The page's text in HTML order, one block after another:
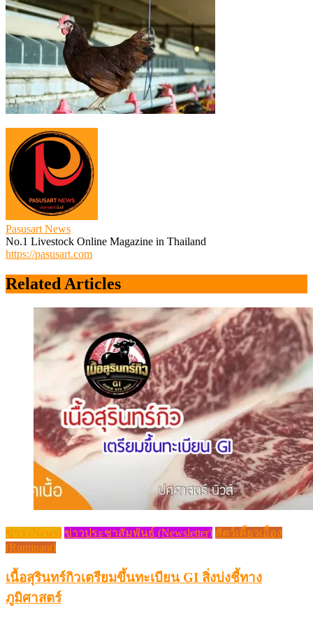
Pasusart News
No.1 Livestock Online Magazine in Thailand
https://pasusart.com
Related Articles
ข่าว (News) ข่าวประชาสัมพันธ์ (Newsletter) สัตว์เคี้ยวเอื้อง
(Ruminant)
เนื้อสุรินทร์กิวเตรียมขึ้นทะเบียน GI สิ่งบ่งชี้ทาง
ภูมิศาสตร์